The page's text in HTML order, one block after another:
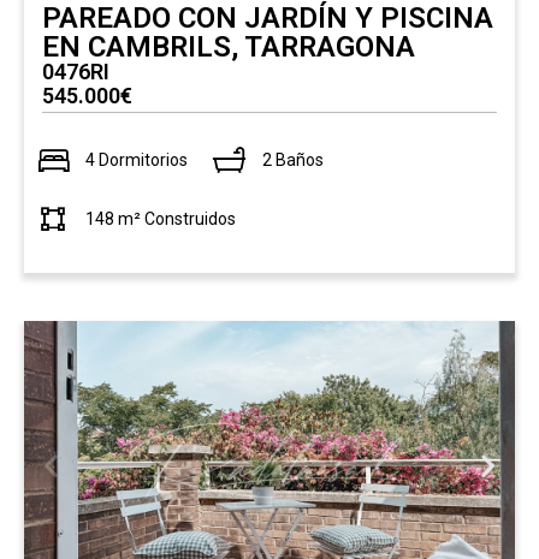
PAREADO CON JARDÍN Y PISCINA
EN CAMBRILS, TARRAGONA
0476RI
545.000€
4 Dormitorios 2 Baños
148 m² Construidos